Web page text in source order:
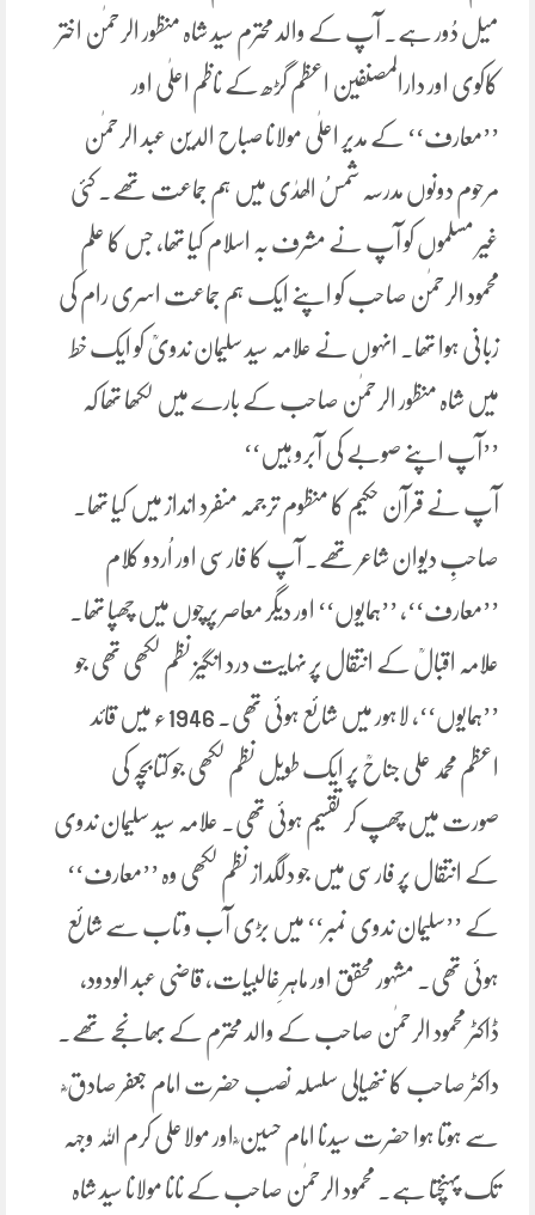
میل دُور ہے۔ آپ کے والد محترم سید شاہ منظور الرحمٰن اختر
کاکوی اور دارالمصنفین اعظم گڑھ کے ناظم اعلٰی اور
’’معارف‘‘ کے مدیر اعلٰی مولانا صباح الدین عبد الرحمٰن
مرحوم دونوں مدرسہ شمسُ الھدٰی میں ہم جماعت تھے۔ کئی
غیر مسلموں کو آپ نے مشرف بہ اسلام کیا تھا، جس کا علم
محمود الرحمٰن صاحب کو اپنے ایک ہم جماعت اسری رام کی
زبانی ہوا تھا۔ انہوں نے علامہ سید سلیمان ندویؒ کو ایک خط
میں شاہ منظور الرحمٰن صاحب کے بارے میں لکھا تھا کہ
’’آپ اپنے صوبے کی آبرو ہیں‘‘
آپ نے قرآن حکیم کا منظوم ترجمہ منفرد انداز میں کیا تھا۔
صاحبِ دیوان شاعر تھے۔ آپ کا فارسی اور اُردو کلام
’’معارف‘‘، ’’ہمایوں‘‘ اور دیگر معاصر پرچوں میں چھپا تھا۔
علامہ اقبالؒ کے انتقال پر نہایت درد انگیز نظم لکھی تھی جو
’’ہمایوں‘‘، لاہور میں شائع ہوئی تھی۔ 1946ء میں قائد
اعظم محمد علی جناحؒ پر ایک طویل نظم لکھی جو کتابچہ کی
صورت میں چھپ کر تقسیم ہوئی تھی۔ علامہ سید سلیمان ندوی
کے انتقال پر فارسی میں جو دلگداز نظم لکھی وہ ’’معارف‘‘
کے ’’سلیمان ندوی نمبر‘‘ میں بڑی آب و تاب سے شائع
ہوئی تھی۔ مشہور محقق اور ماہرِ غالبیات، قاضی عبد الودود،
ڈاکٹر محمود الرحمٰن صاحب کے والد محترم کے بھانجے تھے۔
داکٹر صاحب کا ننھیالی سلسلہ نصب حضرت امام جعفر صادق ؓ
سے ہوتا ہوا حضرت سیدنا امام حسین ؓ اور مولاعلی کرم اللہ وجہہ
تک پہنچتا ہے۔ محمود الرحمٰن صاحب کے نانا مولانا سید شاہ